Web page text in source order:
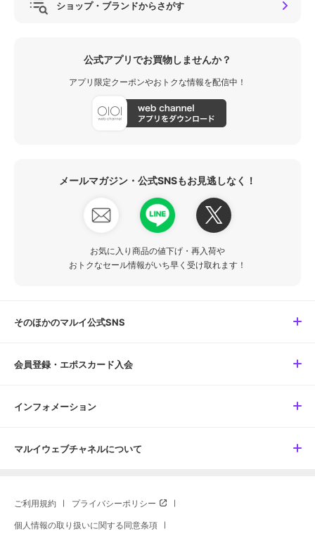
ショップ・ブランドからさがす
公式アプリでお買物しませんか？
アプリ限定クーポンやおトクな情報を配信中！
メールマガジン・公式SNSもお見逃しなく！
お気に入り商品の値下げ・再入荷や
おトクなセール情報がいち早く受け取れます！
そのほかのマルイ公式SNS
会員登録・エポスカード入会
インフォメーション
マルイウェブチャネルについて
ご利用規約 プライバシーポリシー
個人情報の取り扱いに関する同意条項